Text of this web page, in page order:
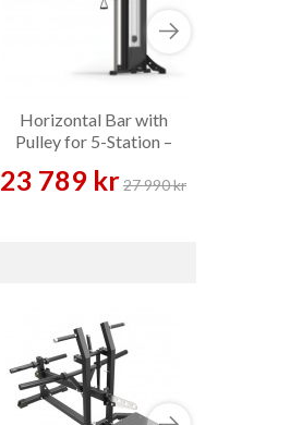
Horizontal Bar with
Pulley for 5-Station –
23 789 kr27 990 kr